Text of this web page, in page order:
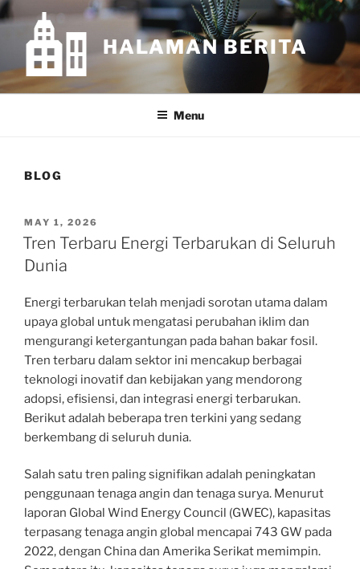
Skip
to
content
HALAMAN BERITA
Menu
BLOG
POSTED
ON
MAY 1, 2026
Tren Terbaru Energi Terbarukan di Seluruh
Dunia
Energi terbarukan telah menjadi sorotan utama dalam
upaya global untuk mengatasi perubahan iklim dan
mengurangi ketergantungan pada bahan bakar fosil.
Tren terbaru dalam sektor ini mencakup berbagai
teknologi inovatif dan kebijakan yang mendorong
adopsi, efisiensi, dan integrasi energi terbarukan.
Berikut adalah beberapa tren terkini yang sedang
berkembang di seluruh dunia.
Salah satu tren paling signifikan adalah peningkatan
penggunaan tenaga angin dan tenaga surya. Menurut
laporan Global Wind Energy Council (GWEC), kapasitas
terpasang tenaga angin global mencapai 743 GW pada
2022, dengan China dan Amerika Serikat memimpin.